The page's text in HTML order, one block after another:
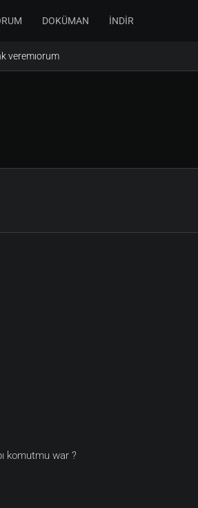
DOKÜMAN İNDİR
veremıorum
komutmu war ?